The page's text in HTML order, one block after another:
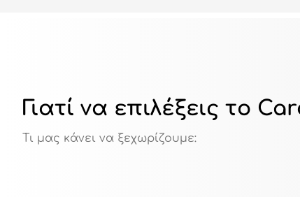
Γιατί να επιλέξεις το
Τι μας κάνει να ξεχωρίζουμε: